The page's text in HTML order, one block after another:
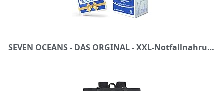
SEVEN OCEANS - DAS ORGINAL - XXL-Notfallnahrung [24x500g] inkl. extra Vitamine I Maximal Haltbare Notnahrung für dauerhaften Vorrat I Energie- & Kalorienreiche Outdoor Notration I Prepper Nahrung